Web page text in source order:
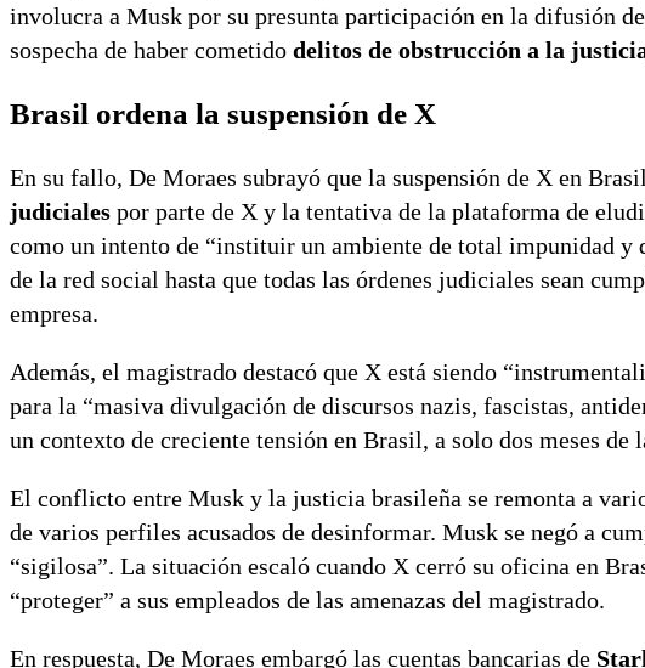
involucra a Musk por su presunta participación en la difusión de
sospecha de haber cometido delitos de obstrucción a la
Brasil ordena la suspensión de X
En su fallo, De Moraes subrayó que la suspensión de X en
judiciales por parte de X y la tentativa de la plataforma de
como un intento de “instituir un ambiente de total impunidad y
de la red social hasta que todas las órdenes judiciales sean
empresa.
Además, el magistrado destacó que X está siendo
para la “masiva divulgación de discursos nazis, fascistas,
un contexto de creciente tensión en Brasil, a solo dos meses
El conflicto entre Musk y la justicia brasileña se remonta a
de varios perfiles acusados de desinformar. Musk se negó a
“sigilosa”. La situación escaló cuando X cerró su oficina en
“proteger” a sus empleados de las amenazas del magistrado.
En respuesta, De Moraes embargó las cuentas bancarias de